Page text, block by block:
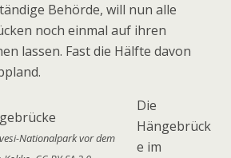
Behörde, will nun alle
noch einmal auf ihren
lassen. Fast die Hälfte davon
Nationalpark vor dem
Die
Hängebrück
e im